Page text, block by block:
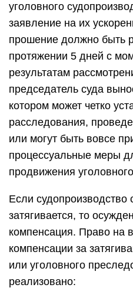
уголовного
заявление на их
прошение должно быть
протяжении 5 дней с
результатам
председатель суда
котором может четко
расследования,
или могут быть вовсе
процессуальные меры
продвижения
Если судопроизводство
затягивается, то
компенсация. Право на
компенсации за
или уголовного
реализовано: